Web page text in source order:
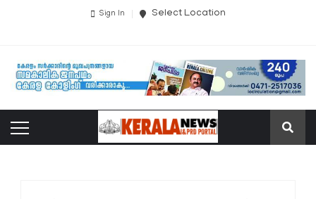
Sign In Select Location